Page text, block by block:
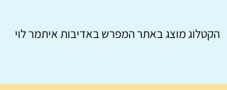
הקטלוג מוצג באתרהמפרשבאדיבות איתמר לוי